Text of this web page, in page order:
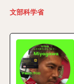
文部科学省